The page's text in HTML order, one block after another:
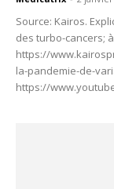
Source: Kairos.
des turbo-cancers;
https://
la-pandemie-de-
https://